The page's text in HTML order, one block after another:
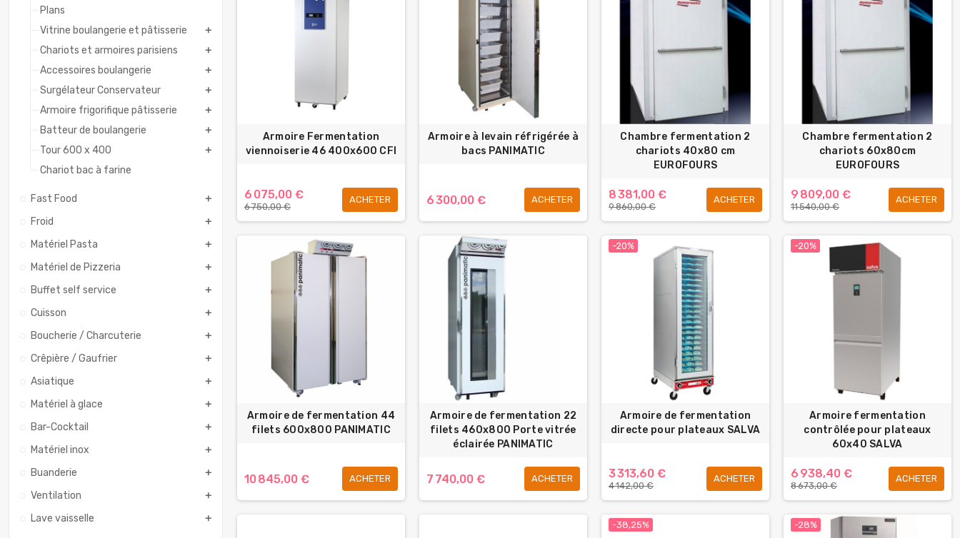
Plans
Vitrine boulangerie et pâtisserie
add
Chariots et armoires parisiens add
Accessoires boulangerie add
Surgélateur Conservateur add
Armoire frigorifique pâtisserie add
Batteur de boulangerie add
Tour 600 x 400 add
Chariot bac à farine
Fast Food add
Froid add
Matériel Pasta add
Matériel de Pizzeria add
Buffet self service add
Cuisson add
Boucherie / Charcuterie add
Crêpière / Gaufrier add
Asiatique add
Matériel à glace add
Bar-Cocktail add
Matériel inox add
Buanderie add
Ventilation add
Lave vaisselle add
Armoire Fermentation
viennoiserie 46 400x600 CFI
6 075,00 €
6 750,00 €
ACHETER
Armoire à levain réfrigérée à
bacs PANIMATIC
6 300,00 € ACHETER
Chambre fermentation 2
chariots 40x80 cm
EUROFOURS
8 381,00 €
9 860,00 €
ACHETER
Chambre fermentation 2
chariots 60x80cm
EUROFOURS
9 809,00 €
11 540,00 €
ACHETER
Armoire de fermentation 44
filets 600x800 PANIMATIC
10 845,00 € ACHETER
Armoire de fermentation 22
filets 460x800 Porte vitrée
éclairée PANIMATIC
7 740,00 € ACHETER
-20%
Armoire de fermentation
directe pour plateaux SALVA
3 313,60 €
4 142,00 €
ACHETER
-20%
Armoire fermentation
contrôlée pour plateaux
60x40 SALVA
6 938,40 €
8 673,00 €
ACHETER
-38,25% -28%